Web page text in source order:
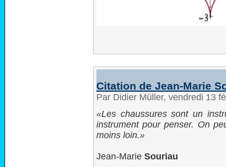
Citation de Jean-Marie
Par Didier Müller, vendredi 13
Les chaussures sont un
instrument pour penser. On
moins loin.
Jean-Marie Souriau